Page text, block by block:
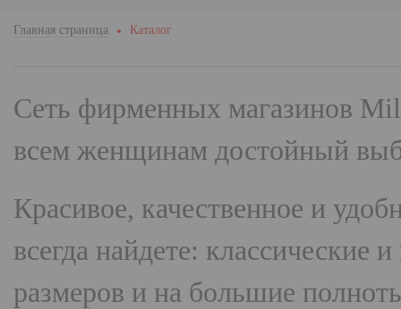
Главная страница Каталог
Сеть фирменных магазинов
всем женщинам достойный
Красивое, качественное и
всегда найдете:
размеров и на большие